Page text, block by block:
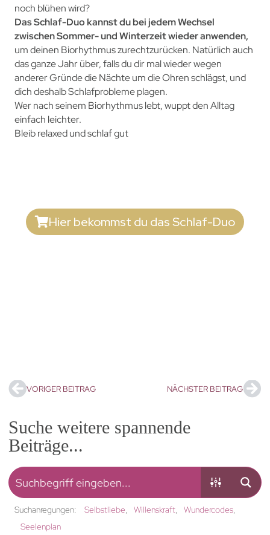
noch blühen wird?
Das Schlaf-Duo kannst du bei jedem Wechsel
zwischen Sommer- und Winterzeit wieder anwenden,
um deinen Biorhythmus zurechtzurücken. Natürlich auch
das ganze Jahr über, falls du dir mal wieder wegen
anderer Gründe die Nächte um die Ohren schlägst, und
dich deshalb Schlafprobleme plagen.
Wer nach seinem Biorhythmus lebt, wuppt den Alltag
einfach leichter.
Bleib relaxed und schlaf gut
Hier bekommst du das Schlaf-Duo
VORIGER BEITRAG NÄCHSTER BEITRAG
Suche weitere spannende
Beiträge...
Suchanregungen: Selbstliebe Willenskraft
Wundercodes
Seelenplan